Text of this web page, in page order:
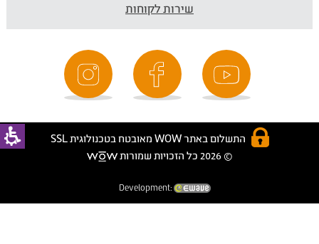
שירות לקוחות
התשלום באתר WOW מאובטח בטכנולוגית SSL
© 2026 כל הזכויות שמורות
Development: